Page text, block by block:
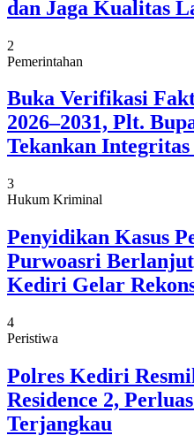
dan Jaga Kualitas
2
Pemerintahan
Buka Verifikasi
2026–2031, Plt.
Tekankan
3
Hukum Kriminal
Penyidikan Kasus
Purwoasri
Kediri Gelar
4
Peristiwa
Polres Kediri
Residence 2,
Terjangkau